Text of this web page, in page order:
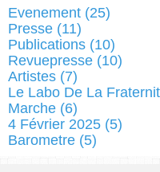
Evenement (25)
Presse (11)
Publications (10)
Revuepresse (10)
Artistes (7)
Le Labo De La
Marche (6)
4 Février 2025 (5)
Barometre (5)